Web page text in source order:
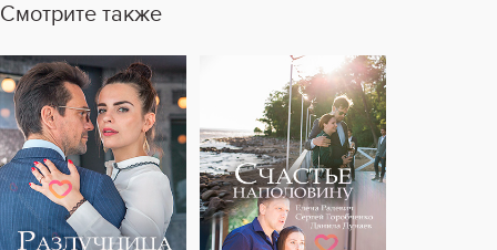
Смотрите также